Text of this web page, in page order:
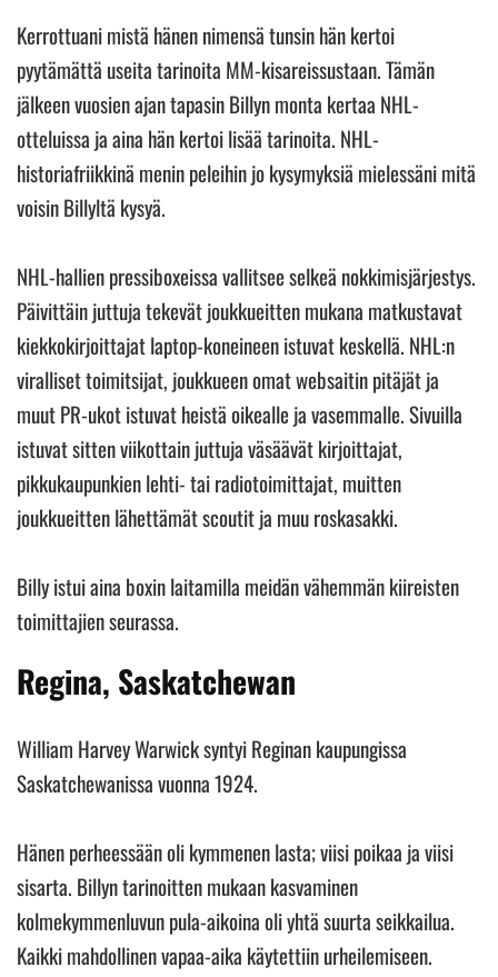
Kerrottuani mistä hänen nimensä tunsin hän kertoi
pyytämättä useita tarinoita MM-kisareissustaan. Tämän
jälkeen vuosien ajan tapasin Billyn monta kertaa NHL-
otteluissa ja aina hän kertoi lisää tarinoita. NHL-
historiafriikkinä menin peleihin jo kysymyksiä mielessäni mitä
voisin Billyltä kysyä.
NHL-hallien pressiboxeissa vallitsee selkeä nokkimisjärjestys.
Päivittäin juttuja tekevät joukkueitten mukana matkustavat
kiekkokirjoittajat laptop-koneineen istuvat keskellä. NHL:n
viralliset toimitsijat, joukkueen omat websaitin pitäjät ja
muut PR-ukot istuvat heistä oikealle ja vasemmalle. Sivuilla
istuvat sitten viikottain juttuja väsäävät kirjoittajat,
pikkukaupunkien lehti- tai radiotoimittajat, muitten
joukkueitten lähettämät scoutit ja muu roskasakki.
Billy istui aina boxin laitamilla meidän vähemmän kiireisten
toimittajien seurassa.
Regina, Saskatchewan
William Harvey Warwick syntyi Reginan kaupungissa
Saskatchewanissa vuonna 1924.
Hänen perheessään oli kymmenen lasta; viisi poikaa ja viisi
sisarta. Billyn tarinoitten mukaan kasvaminen
kolmekymmenluvun pula-aikoina oli yhtä suurta seikkailua.
Kaikki mahdollinen vapaa-aika käytettiin urheilemiseen.